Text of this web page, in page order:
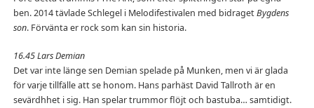
ben. 2014 tävlade Schlegel i Melodifestivalen med bidragetBygdens
son. Förvänta er rock som kan sin historia.
16.45 Lars Demian
Det var inte länge sen Demian spelade på Munken, men vi är glada
för varje tillfälle att se honom. Hans parhäst David Tallroth är en
sevärdhhet i sig. Han spelar trummor flöjt och bastuba… samtidigt.